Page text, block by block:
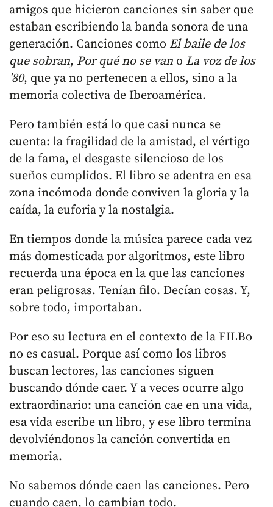
amigos que hicieron canciones sin saber que
estaban escribiendo la banda sonora de una
generación. Canciones como El baile de los
que sobran, Por qué no se van o La voz de los
’80, que ya no pertenecen a ellos, sino a la
memoria colectiva de Iberoamérica.
Pero también está lo que casi nunca se
cuenta: la fragilidad de la amistad, el vértigo
de la fama, el desgaste silencioso de los
sueños cumplidos. El libro se adentra en esa
zona incómoda donde conviven la gloria y la
caída, la euforia y la nostalgia.
En tiempos donde la música parece cada vez
más domesticada por algoritmos, este libro
recuerda una época en la que las canciones
eran peligrosas. Tenían filo. Decían cosas. Y,
sobre todo, importaban.
Por eso su lectura en el contexto de la FILBo
no es casual. Porque así como los libros
buscan lectores, las canciones siguen
buscando dónde caer. Y a veces ocurre algo
extraordinario: una canción cae en una vida,
esa vida escribe un libro, y ese libro termina
devolviéndonos la canción convertida en
memoria.
No sabemos dónde caen las canciones. Pero
cuando caen, lo cambian todo.